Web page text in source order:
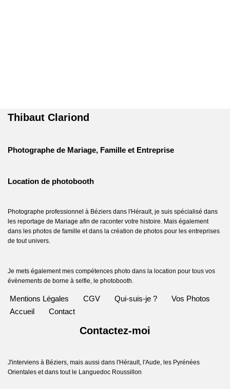
Thibaut Clariond
Photographe de Mariage, Famille et Entreprise
Location de photobooth
Photographe professionnel à Béziers dans l'Hérault, je suis spécialisé dans
les reportage de Mariage afin de raconter votre histoire. Mais également
dans les photos de famille et dans la création de photos pour les entreprises
de tout univers.
Je mets également mes compétences photo dans la location pour tous vos
évènements de borne à selfie, le photobooth.
Mentions Légales CGV Qui-suis-je ?
Vos Photos
Accueil
Contact
Contactez-moi
J'interviens à Béziers, mais aussi dans l'Hérault, l'Aude, les Pyrénées
Orientales et dans tout le Languedoc Roussillon